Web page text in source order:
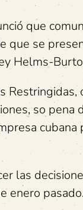
que
que se
Helms-
Restringidas,
so pena
cubana
las
enero pasado.